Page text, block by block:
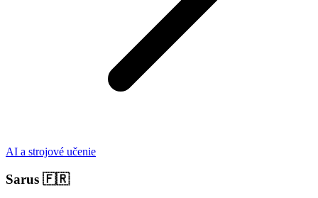
AI a strojové učenie
Sarus 🇫🇷